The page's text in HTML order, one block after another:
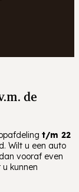
de
t/m 22
Wilt u een auto
vooraf even
kunnen